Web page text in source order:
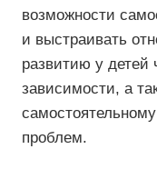
возможности
и выстраивать
развитию у детей
зависимости, а
проблем.